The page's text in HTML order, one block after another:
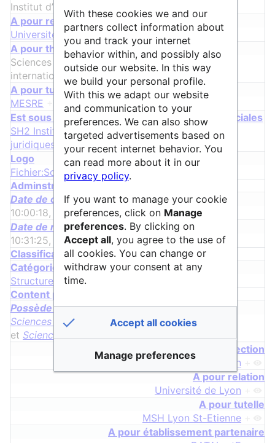
Institut d’Études Politiques de Lyon
A pour relation
Université de Lyon +
A pour thématique
Sciences politiques
etRelations
internationales +
A pour tutelle
MESRE
Est sous discipline de Sciences Humaines & Sociales
SH2 Institutions, gouvernance et systèmes
juridiques
+
Logo
Fichier:SciencesPo Lyon.png
Adminstrative properties
Date de création
10:00:18, 17 février 2025+
Date de modification
10:31:25, 17 décembre 2025+
Classification properties
Catégorie
Structure
Content properties
Possède une requête
Sciences Po Lyon
,Sciences Po Lyon
et Sciences Po Lyon
page de redirection
IEP de Lyon
A pour relation
Université de Lyon
A pour tutelle
MSH Lyon St-Etienne
A pour établissement partenaire
With these cookies we and our
partners collect information about
you and track your internet
behavior within, and possibly also
outside our website. In this way
we build your personal profile.
With this we adapt our website
and communication to your
preferences. We can also show
targeted advertisements based on
your recent internet behavior. You
can read more about it in our
privacy policy.
If you want to manage your cookie
preferences, click on Manage
preferences. By clicking on
Accept all, you agree to the use of
all cookies. You can change or
withdraw your consent at any
time.
Accept all cookies
Manage preferences